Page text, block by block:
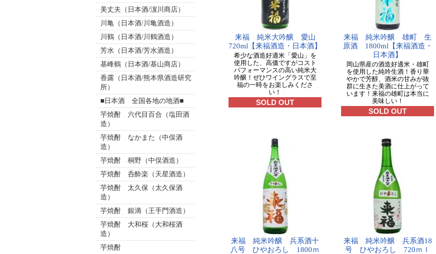
美丈夫（日本酒/濵川商店）
川亀（日本酒/川亀酒造）
川鶴（日本酒/川鶴酒造）
芳水（日本酒/芳水酒造）
基峰鶴（日本酒/基山商店）
香露（日本酒/熊本県酒造研究
所）
■日本酒 全国各地の地酒■
芋焼酎 六代目百合（塩田酒
造）
芋焼酎 なかまた（中俣酒
造）
芋焼酎 桐野（中俣酒造）
芋焼酎 呑酔楽（天星酒造）
芋焼酎 太久保（太久保酒
造）
芋焼酎 銀滴（王手門酒造）
芋焼酎 大和桜（大和桜酒
造）
芋焼酎
来福 純米大吟醸 愛山
720ml【来福酒造・日本酒】
希少な酒造好適米「愛山」を
使用した、高価ですがコスト
パフォーマンスの高い純米大
吟醸！ぜひワイングラスで至
福の一時をお楽しみくださ
い！
SOLD OUT
来福 純米吟醸 雄町 生
原酒 1800ml【来福酒造・
日本酒】
岡山県産の酒造好適米・雄町
を使用した純吟生酒！香り華
やかで芳醇、酒米の甘みが抜
群に生きた美酒に仕上がって
います！来福の雄町は本当に
美味しい！
SOLD OUT
来福 純米吟醸 兵系酒十
八号 ひやおろし 1800ｍ
来福 純米吟醸 兵系酒18
号 ひやおろし 720ｍｌ